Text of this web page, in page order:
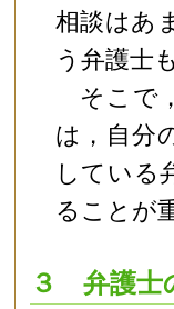
相談はあ
う弁護士
そこで
は，自分
している
ることが
３ 弁護士